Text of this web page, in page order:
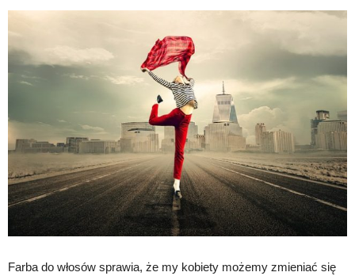
Farba do włosów sprawia, że my kobiety możemy zmieniać się